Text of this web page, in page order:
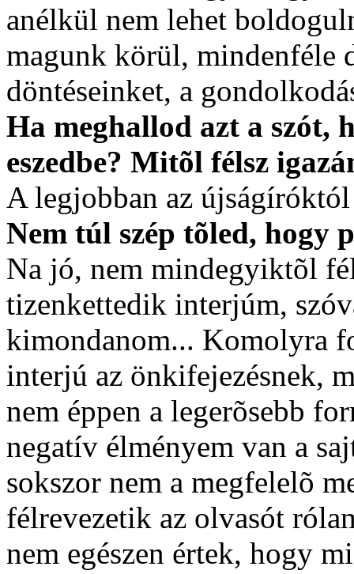
anélkül nem lehet
magunk körül, mindenféle
döntéseinket, a
Ha meghallod azt a szót,
eszedbe? Mitõl félsz
A legjobban az
Nem túl szép tõled, hogy
Na jó, nem mindegyiktõl
tizenkettedik interjúm,
kimondanom... Komolyra
interjú az önkifejezésnek,
nem éppen a legerõsebb
negatív élményem van a
sokszor nem a megfelelõ
félrevezetik az olvasót
nem egészen értek, hogy